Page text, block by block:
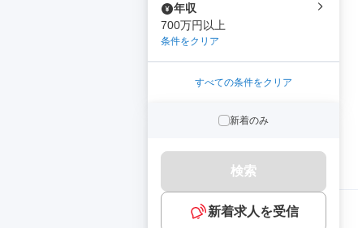
年収
700万円以上
条件をクリア
すべての条件をクリア
新着のみ
検索
新着求人を受信